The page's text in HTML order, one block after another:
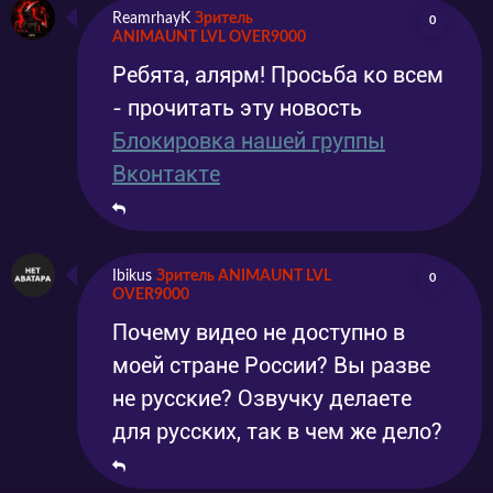
не девушка и те кто читали мангу уже
догадались это Куромару Токисака и он, ой
не так она или назовём его оно, нет всё же он
сейчас вы поймете почему. Токисака
родился в клане, в котором все рождаются
бесполыми и когда им исполняется 16 они
выбирают себе пол сами и Токисаки решил
стать парнем т. к. хочет стать лучшим
другом Тоты, но сам испытывает к нему
противоречивые чувства.
Ну да ладно продолжим. Потом к ним ещё
ReamrhayK Зритель
ANIMAUNT LVL OVER9000
0
Ребята, алярм! Просьба ко всем
- прочитать эту новость
Блокировка нашей группы
Вконтакте
Ibikus Зритель ANIMAUNT LVL
OVER9000
0
Почему видео не доступно в
моей стране России? Вы разве
не русские? Озвучку делаете
для русских, так в чем же дело?